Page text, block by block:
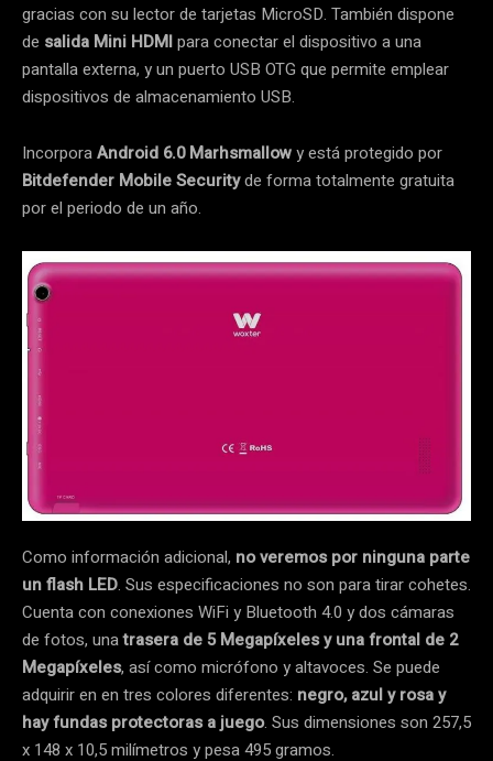
gracias con su lector de tarjetas MicroSD. También dispone
de salida Mini HDMIpara conectar el dispositivo a una
pantalla externa, y un puerto USB OTG que permite emplear
dispositivos de almacenamiento USB.
IncorporaAndroid 6.0 Marhsmallowy está protegido por
Bitdefender Mobile Securityde forma totalmente gratuita
por el periodo de un año.
Como información adicional, no veremos por ninguna parte
un flash LED. Sus especificaciones no son para tirar cohetes.
Cuenta con conexiones WiFi y Bluetooth 4.0 y dos cámaras
de fotos, unatrasera de 5 Megapíxeles y una frontal de 2
Megapíxeles, así como micrófono y altavoces. Se puede
adquirir en en tres colores diferentes: negro, azul y rosa y
hay fundas protectoras a juego. Sus dimensiones son 257,5
x 148 x 10,5 milímetros y pesa 495 gramos.